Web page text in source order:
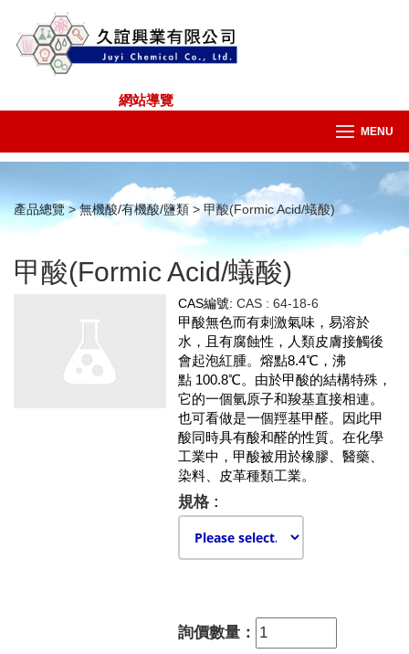
網站導覽
MENU
產品總覽>無機酸/有機酸/鹽類 > 甲酸(Formic Acid/蟻酸)
甲酸(Formic Acid/蟻酸)
CAS編號: CAS : 64-18-6
甲酸無色而有刺激氣味，易溶於
水，且有腐蝕性，人類皮膚接觸後
會起泡紅腫。 熔點8.4℃， 沸
點100.8℃。由於甲酸的結構特殊，
它的一個氫原子和羧基直接相連。
也可看做是一個羥基甲醛。因此甲
酸同時具有酸和醛的性質。在化學
工業中，甲酸被用於橡膠、醫藥、
染料、 皮革種類工業。
規格 :
詢價數量：